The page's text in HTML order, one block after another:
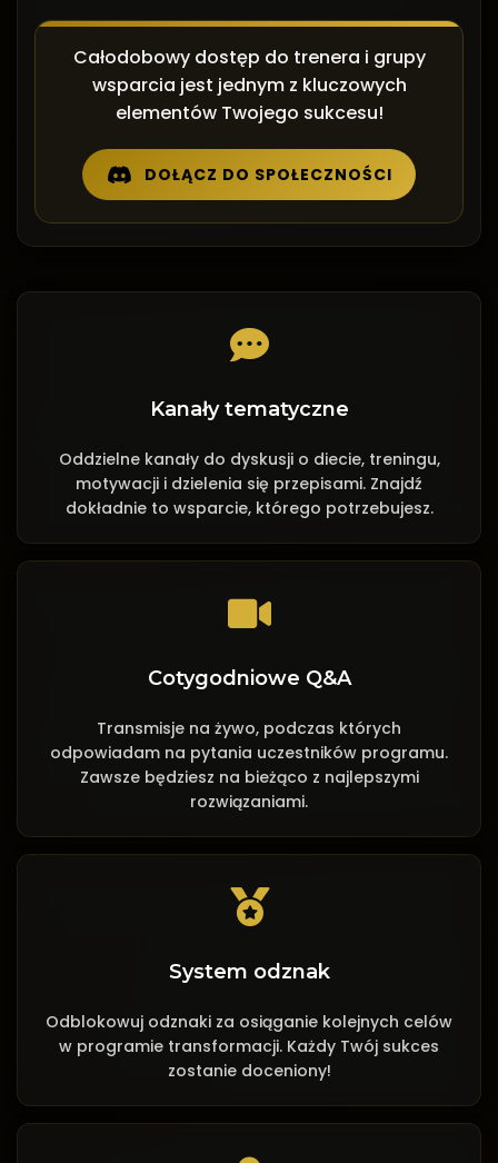
Całodobowy dostęp do trenera i grupy
wsparcia jest jednym z kluczowych
elementów Twojego sukcesu!
DOŁĄCZ DO SPOŁECZNOŚCI
Kanały tematyczne
Oddzielne kanały do dyskusji o diecie, treningu,
motywacji i dzielenia się przepisami. Znajdź
dokładnie to wsparcie, którego potrzebujesz.
Cotygodniowe Q&A
Transmisje na żywo, podczas których
odpowiadam na pytania uczestników programu.
Zawsze będziesz na bieżąco z najlepszymi
rozwiązaniami.
System odznak
Odblokowuj odznaki za osiąganie kolejnych celów
w programie transformacji. Każdy Twój sukces
zostanie doceniony!